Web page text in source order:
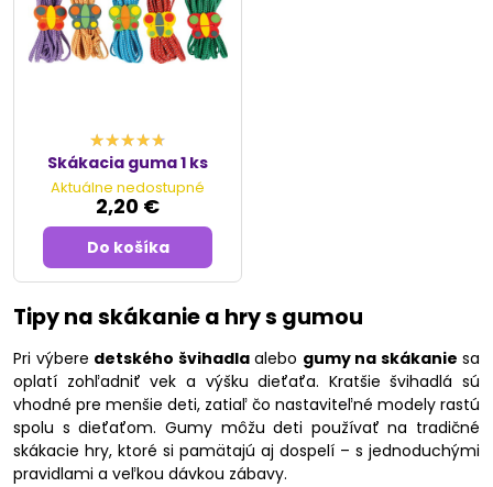
Skákacia guma 1 ks
Aktuálne nedostupné
2,20 €
Do košíka
Tipy na skákanie a hry s gumou
Pri výbere detského švihadlaalebo gumy na skákanie sa
oplatí zohľadniť vek a výšku dieťaťa. Kratšie švihadlá sú
vhodné pre menšie deti, zatiaľ čo nastaviteľné modely rastú
spolu s dieťaťom. Gumy môžu deti používať na tradičné
skákacie hry, ktoré si pamätajú aj dospelí – s jednoduchými
pravidlami a veľkou dávkou zábavy.